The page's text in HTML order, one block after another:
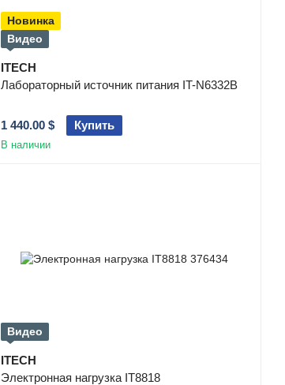
Новинка
Видео
ITECH
Лабораторный источник питания IT-N6332B
1 440.00 $ Купить
В наличии
Видео
ITECH
Электронная нагрузка IT8818